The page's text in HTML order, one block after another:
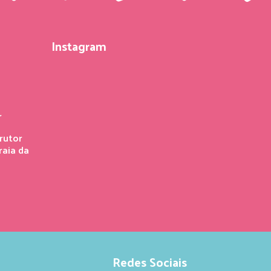
da
Instagram
Redes Sociais